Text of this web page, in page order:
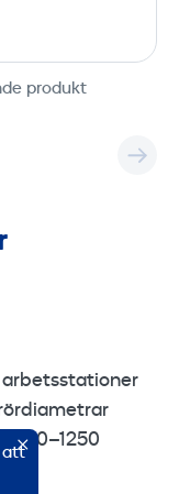
produkt
arbetsstationer
60–1250
att